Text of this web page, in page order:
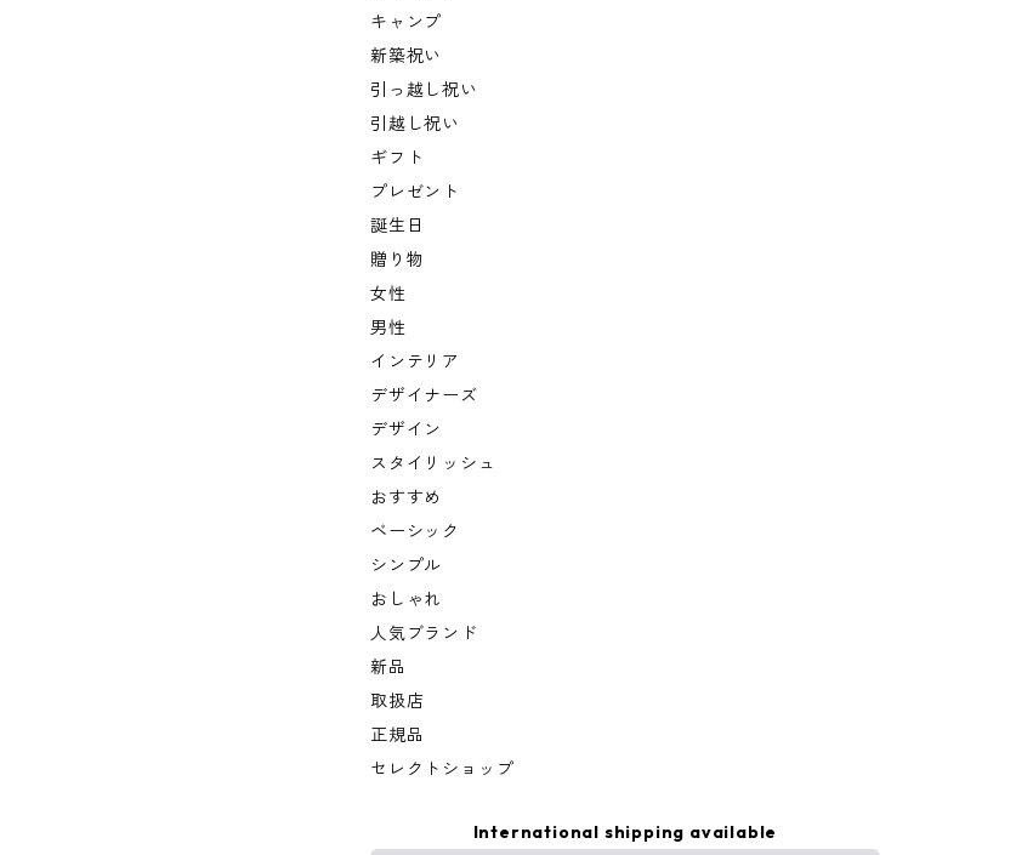
キャンプ
新築祝い
引っ越し祝い
引越し祝い
ギフト
プレゼント
誕生日
贈り物
女性
男性
インテリア
デザイナーズ
デザイン
スタイリッシュ
おすすめ
ベーシック
シンプル
おしゃれ
人気ブランド
新品
取扱店
正規品
セレクトショップ
International shipping available